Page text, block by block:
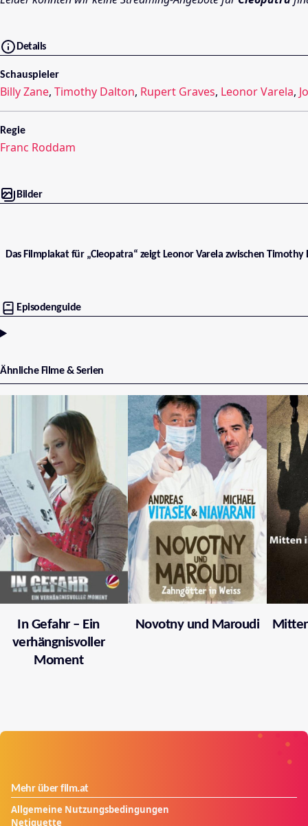
Details
Schauspieler
Billy Zane, Timothy Dalton, Rupert Graves, Leonor Varela,
Regie
Franc Roddam
Bilder
Das Filmplakat für „Cleopatra“ zeigt Leonor Varela zwischen
Episodenguide
Ähnliche Filme & Serien
In Gefahr – Ein
verhängnisvoller
Moment
Novotny und Maroudi
Mehr über film.at
Allgemeine Nutzungsbedingungen
Netiquette